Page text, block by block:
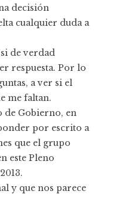
decisión
cualquier duda a
de verdad
respuesta. Por lo
a ver si el
me faltan.
de Gobierno, en
por escrito a
que el grupo
este Pleno
y que nos parece